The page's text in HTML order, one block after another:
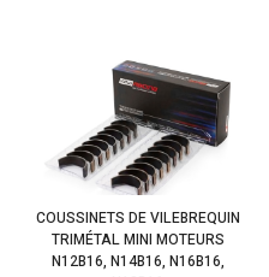
COUSSINETS DE VILEBREQUIN
TRIMÉTAL MINI MOTEURS
N12B16, N14B16, N16B16,